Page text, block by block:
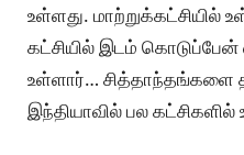
உள்ளது. மாற்றுக்கட்சியில்
கட்சியில் இடம் கொடுப்பேன்
உள்ளார்… சித்தாந்தங்களை
இந்தியாவில் பல